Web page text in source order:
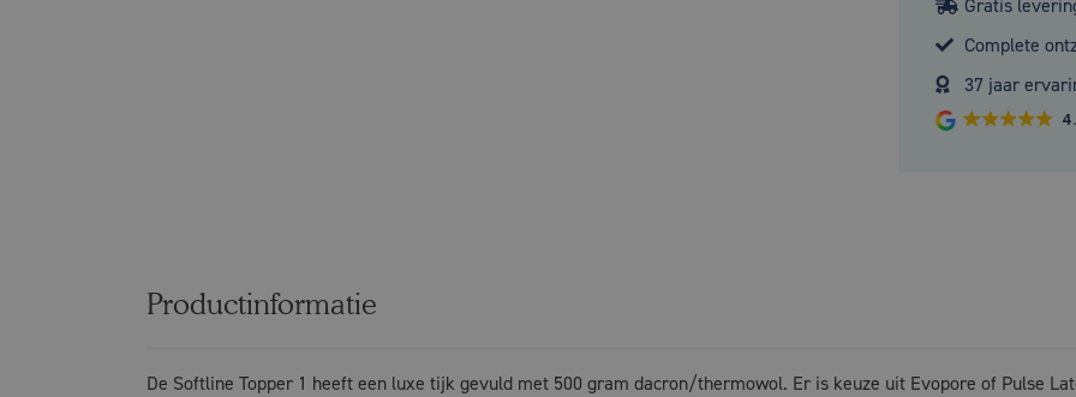
Gratis
Complete
37 jaar
Productinformatie
De Softline Topper 1 heeft een luxe tijk gevuld met 500 gram dacron/thermowol. Er is keuze uit Evopore of Pulse